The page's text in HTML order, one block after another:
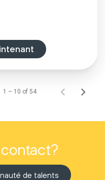
1 – 10 of 54
de talents